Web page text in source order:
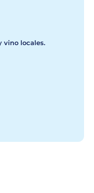
vino locales.